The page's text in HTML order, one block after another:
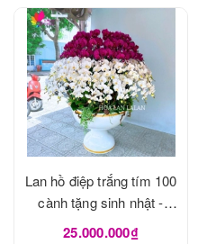
Lan hồ điệp trắng tím 100
cành tặng sinh nhật -
LHD1053
25.000.000₫